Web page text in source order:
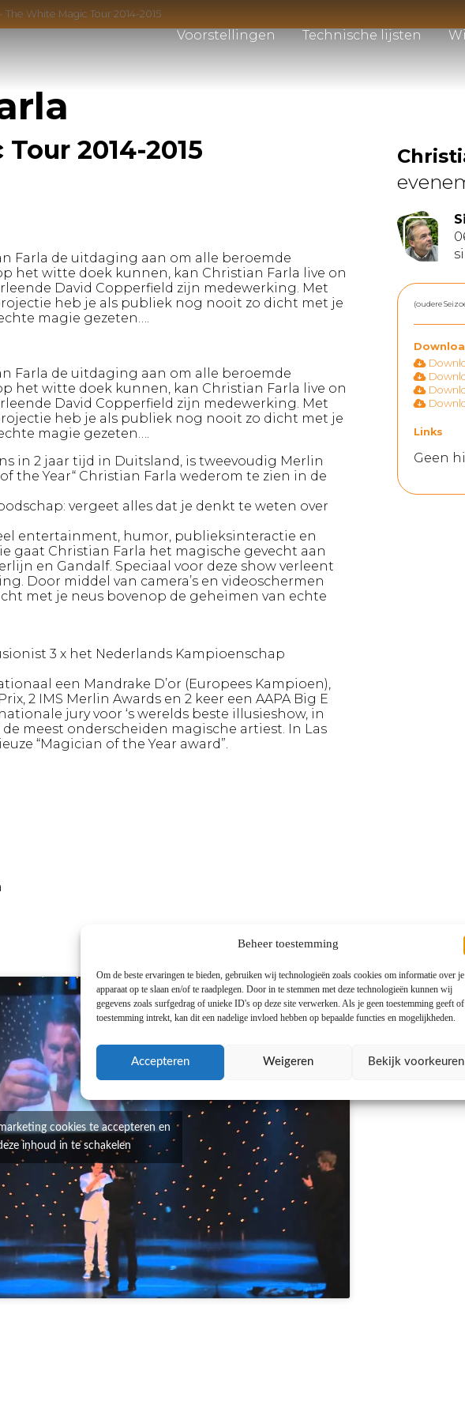
Beheer toestemming
Om de beste ervaringen te bieden, gebruiken wij technologieën zoals cookies om informatie over je
apparaat op te slaan en/of te raadplegen. Door in te stemmen met deze technologieën kunnen wij
gegevens zoals surfgedrag of unieke ID's op deze site verwerken. Als je geen toestemming geeft
toestemming intrekt, kan dit een nadelige invloed hebben op bepaalde functies en mogelijkheden.
Accepteren Weigeren Bekijk voorkeuren
Voorstellingen Technische lijsten
The White Magic Tour 2014-2015
2014-2015
Farla de uitdaging aan om alle beroemde
het witte doek kunnen, kan Christian Farla live on
David Copperfield zijn medewerking. Met
heb je als publiek nog nooit zo dicht met je
magie gezeten….
Farla de uitdaging aan om alle beroemde
het witte doek kunnen, kan Christian Farla live on
David Copperfield zijn medewerking. Met
heb je als publiek nog nooit zo dicht met je
magie gezeten….
in 2 jaar tijd in Duitsland, is tweevoudig Merlin
the Year“ Christian Farla wederom te zien in de
vergeet alles dat je denkt te weten over
entertainment, humor, publieksinteractie en
gaat Christian Farla het magische gevecht aan
en Gandalf. Speciaal voor deze show verleent
Door middel van camera’s en videoschermen
met je neus bovenop de geheimen van echte
3 x het Nederlands Kampioenschap
een Mandrake D’or (Europees Kampioen),
2 IMS Merlin Awards en 2 keer een AAPA Big E
jury voor ‘s werelds beste illusieshow, in
meest onderscheiden magische artiest. In Las
“Magician of the Year award”.
cookies te accepteren en
inhoud in te schakelen
(oudere
Links
Geen